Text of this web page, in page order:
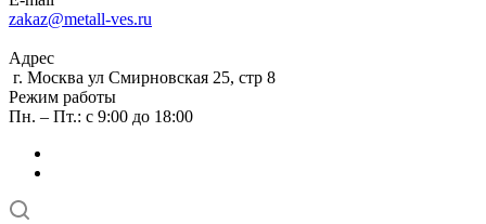
zakaz@metall-ves.ru
Адрес
г. Москва ул Смирновская 25, стр 8
Режим работы
Пн. – Пт.: с 9:00 до 18:00